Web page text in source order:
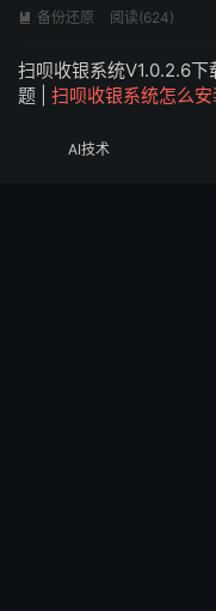
用
 备份还原 阅读(624)
扫呗收银系统V1.0.2.6下
题 | 扫呗收银系统怎么
行业软件
AI技术